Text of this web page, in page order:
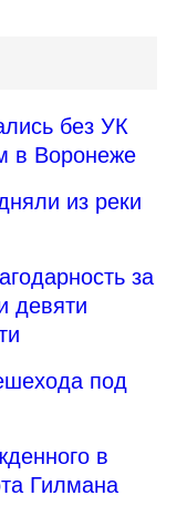
без УК
в Воронеже
из реки
за
девяти
под
в
Гилмана